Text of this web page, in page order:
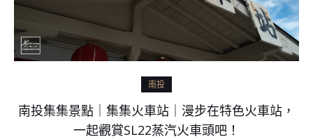
南投
南投集集景點｜集集火車站｜漫步在特色火車站，
一起觀賞SL22蒸汽火車頭吧！